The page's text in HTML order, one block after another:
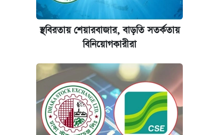
যুক্তরাষ্ট্র থেকে আরও ২৩ বাংলাদেশিকে দেশে
ফেরত পাঠানো হলো
ইপিএস প্রকাশ করেছে ঢাকা ব্যাংক
আজকের বাজারে স্বর্ণের দাম (৪ আগস্ট)
স্থবিরতায় শেয়ারবাজার, বাড়তি সতর্কতায়
বিনিয়োগকারীরা